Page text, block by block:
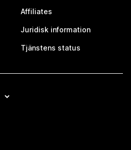
Affiliates
Juridisk information
Tjänstens status